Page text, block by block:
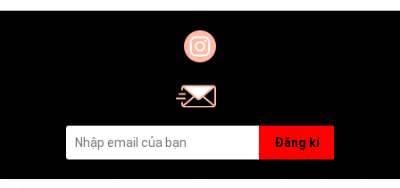
JEWELRY
Đăng kí